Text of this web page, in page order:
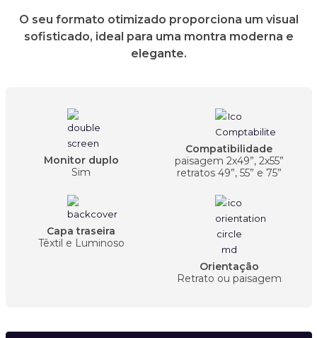
O seu formato otimizado proporciona um visual
sofisticado, ideal para uma montra moderna e
elegante.
Monitor duplo
Sim
Compatibilidade
paisagem 2x49”, 2x55”
retratos 49”, 55” e 75”
Capa traseira
Têxtil e Luminoso
Orientação
Retrato ou paisagem